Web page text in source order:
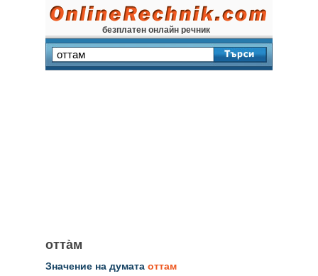
безплатен онлайн речник
отта̀м
Значение на думата оттам